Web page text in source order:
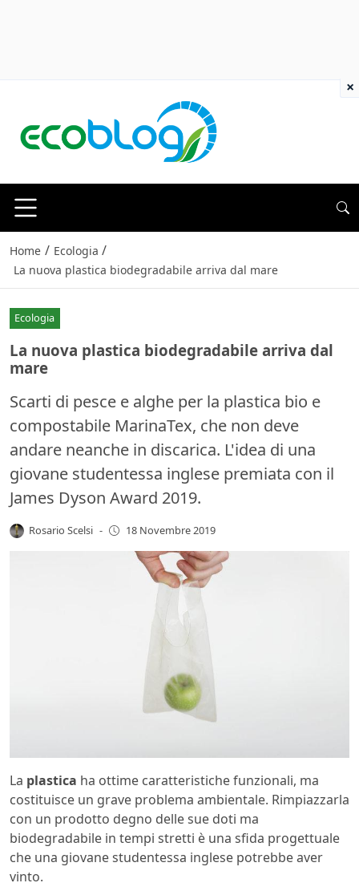
Home / Ecologia /
La nuova plastica biodegradabile arriva dal mare
Ecologia
La nuova plastica biodegradabile arriva dal
mare
Scarti di pesce e alghe per la plastica bio e
compostabile MarinaTex, che non deve
andare neanche in discarica. L'idea di una
giovane studentessa inglese premiata con il
James Dyson Award 2019.
Rosario Scelsi - 18 Novembre 2019
La plastica ha ottime caratteristiche funzionali, ma
costituisce un grave problema ambientale. Rimpiazzarla
con un prodotto degno delle sue doti ma
biodegradabile in tempi stretti è una sfida progettuale
che una giovane studentessa inglese potrebbe aver
vinto.
×